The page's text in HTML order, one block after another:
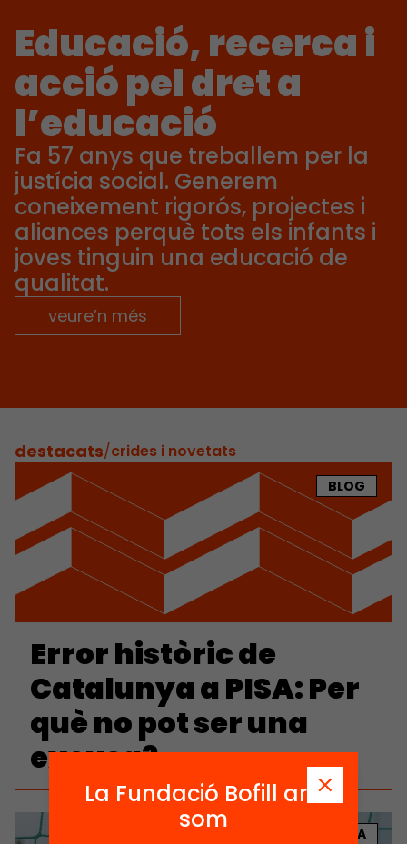
Educació, recerca i
acció pel dret a
l’educació
Fa 57 anys que treballem per la
justícia social. Generem
coneixement rigorós, projectes i
aliances perquè tots els infants i
joves tinguin una educació de
qualitat.
veure’n més
destacats/crides i novetats
BLOG
Error històric de
Catalunya a PISA: Per
què no pot ser una
excusa?
NOTÍCIA
La Fundació Bofill ara
som